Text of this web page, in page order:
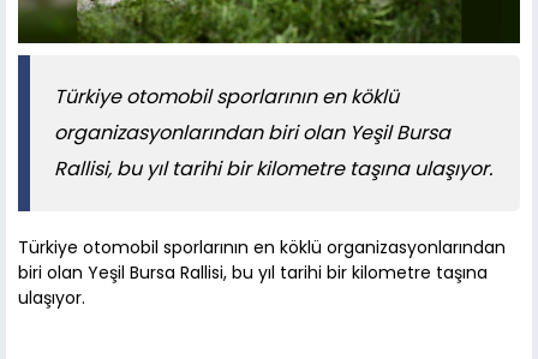
Türkiye otomobil sporlarının en köklü
organizasyonlarından biri olan Yeşil Bursa
Rallisi, bu yıl tarihi bir kilometre taşına ulaşıyor.
Türkiye otomobil sporlarının en köklü organizasyonlarından
biri olan Yeşil Bursa Rallisi, bu yıl tarihi bir kilometre taşına
ulaşıyor.